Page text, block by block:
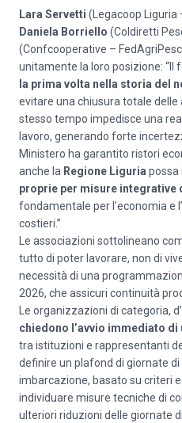
Lara Servetti (Legacoop
Daniela Borriello (Coldiretti
(Confcooperative –
unitamente la loro posizione: “Il
la prima volta nella storia del
evitare una chiusura totale
stesso tempo impedisce una
lavoro, generando forte
Ministero ha garantito ristori
anche la Regione Liguria possa
proprie per misure integrative
fondamentale per l’economia e
costieri.”
Le associazioni sottolineano
tutto di poter lavorare, non di
necessità di una
2026, che assicuri continuità
Le organizzazioni di categoria,
chiedono l’avvio immediato di
tra istituzioni e rappresentanti
definire un plafond di giornate di
imbarcazione, basato su criteri
individuare misure tecniche di
ulteriori riduzioni delle giornate